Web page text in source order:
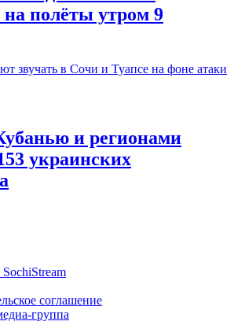
полёты утром 9
и регионами
украинских
соглашение
группа